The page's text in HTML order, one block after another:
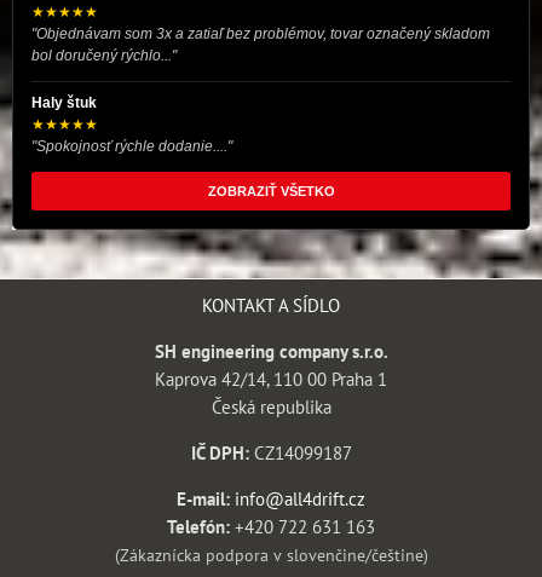
★★★★★
"Objednávam som 3x a zatiaľ bez problémov, tovar označený skladom
bol doručený rýchlo..."
Haly štuk
★★★★★
"Spokojnosť rýchle dodanie...."
ZOBRAZIŤ VŠETKO
KONTAKT A SÍDLO
SH engineering company s.r.o.
Kaprova 42/14, 110 00 Praha 1
Česká republika
IČ DPH:CZ14099187
E-mail: info@all4drift.cz
Telefón: +420 722 631 163
(Zákaznícka podpora v slovenčine/češtine)